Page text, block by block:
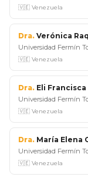
🇻🇪 Venezuela
Dra. Verónica
Universidad Fermín
🇻🇪 Venezuela
Dra. Eli
Universidad Fermín
🇻🇪 Venezuela
Dra. María Elena
Universidad Fermín
🇻🇪 Venezuela